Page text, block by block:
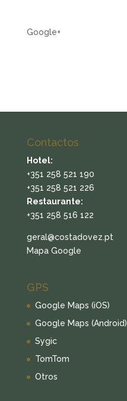
Google+
Contactos
Hotel:
+351 258 521 190
+351 258 521 226
Restaurante:
+351 258 516 122
geral@costadovez.pt
Mapa Google
GPS
Google Maps (iOS)
Google Maps (Android)
Sygic
TomTom
Otros